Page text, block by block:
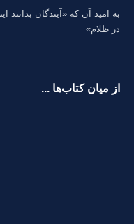
به امید آن که «آیندگان بدانند
در ظلام»
از میان کتاب‌ها ...